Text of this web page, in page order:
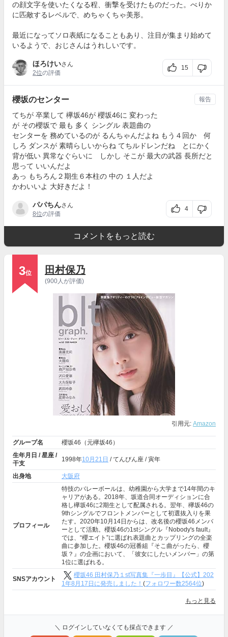
の顔文字を使いたくなる程、衝撃を受けたものだった。べりか
に匹敵するレベルで、めちゃくちゃ美形。
最近になってソロ表紙になることもあり、注目が集まり始めて
いるようで、おじさんはうれしいです。
ほろけいさん
2位の評価
15
櫻坂のセンター
てちが 卒業して 欅坂46が 櫻坂46に 変わった
が その櫻坂で 最も 多く シングル 表題曲の
センターを 務めているのが るんちゃんだよね もう４回か 何
しろ ダンスが 素晴らしいからね てちルドレンだね とにかく
背が低い 異常なぐらいに しかし そこが 最大の武器 長所だと
思って いいんだよ
あっ もちろん２期生６本柱の 中の １人だよ
かわいいよ 大好きだよ！
パパちんさん
8位の評価
4
報告
コメントをもっと読む
3位 田村保乃
(900人が評価)
引用元: Amazon
グループ名
櫻坂46（元欅坂46）
生年月日 / 星座 /
干支
1998年10月21日 / てんびん座 / 寅年
出身地 大阪府
プロフィール
特技のバレーボールは、幼稚園から大学まで14年間のキ
ャリアがある。2018年、坂道合同オーディションに合
格し欅坂46に2期生として配属される。翌年、欅坂46の
9thシングルでフロントメンバーとして初選抜入りを果
たす。2020年10月14日からは、改名後の櫻坂46メンバ
ーとして活動。櫻坂46の1stシングル『Nobody's fault』
では、“櫻エイト”に選ばれ表題曲とカップリングの全楽
曲に参加した。櫻坂46の冠番組『そこ曲がったら、櫻
坂？』の企画において、「彼女にしたいメンバー」の第
1位に選ばれる。
SNSアカウント
櫻坂46 田村保乃１st写真集『一歩目』【公式】202
1年8月17日に発売しました！ (フォロワー数2564位)
もっと見る
＼ ログインしていなくても採点できます ／